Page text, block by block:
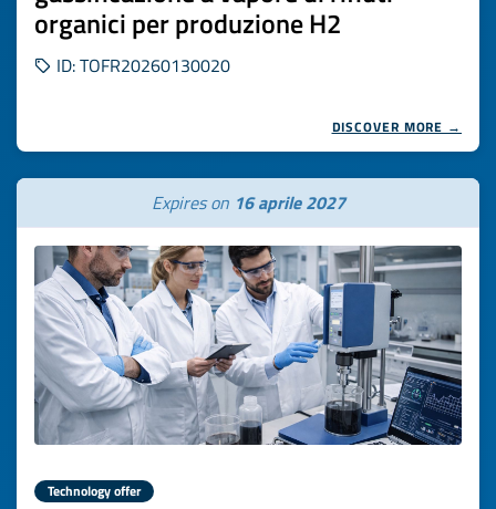
organici per produzione H2
ID: TOFR20260130020
DISCOVER MORE →
Expires on 16 aprile 2027
Technology offer